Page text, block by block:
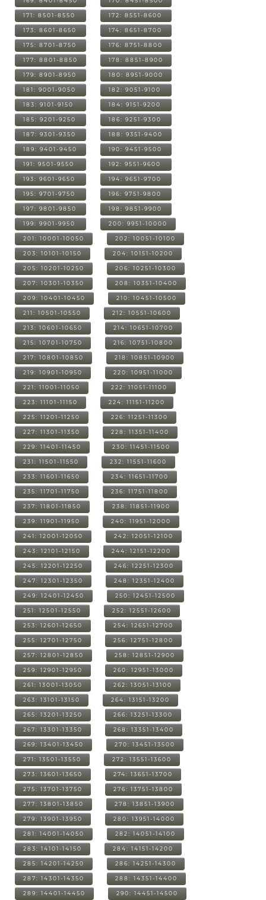
171: 8501-8550 172: 8551-8600
173: 8601-8650 174: 8651-8700
175: 8701-8750 176: 8751-8800
177: 8801-8850 178: 8851-8900
179: 8901-8950 180: 8951-9000
181: 9001-9050 182: 9051-9100
183: 9101-9150 184: 9151-9200
185: 9201-9250 186: 9251-9300
187: 9301-9350 188: 9351-9400
189: 9401-9450 190: 9451-9500
191: 9501-9550 192: 9551-9600
193: 9601-9650 194: 9651-9700
195: 9701-9750 196: 9751-9800
197: 9801-9850 198: 9851-9900
199: 9901-9950 200: 9951-10000
201: 10001-10050 202: 10051-10100
203: 10101-10150 204: 10151-10200
205: 10201-10250 206: 10251-10300
207: 10301-10350 208: 10351-10400
209: 10401-10450 210: 10451-10500
211: 10501-10550 212: 10551-10600
213: 10601-10650 214: 10651-10700
215: 10701-10750 216: 10751-10800
217: 10801-10850 218: 10851-10900
219: 10901-10950 220: 10951-11000
221: 11001-11050 222: 11051-11100
223: 11101-11150 224: 11151-11200
225: 11201-11250 226: 11251-11300
227: 11301-11350 228: 11351-11400
229: 11401-11450 230: 11451-11500
231: 11501-11550 232: 11551-11600
233: 11601-11650 234: 11651-11700
235: 11701-11750 236: 11751-11800
237: 11801-11850 238: 11851-11900
239: 11901-11950 240: 11951-12000
241: 12001-12050 242: 12051-12100
243: 12101-12150 244: 12151-12200
245: 12201-12250 246: 12251-12300
247: 12301-12350 248: 12351-12400
249: 12401-12450 250: 12451-12500
251: 12501-12550 252: 12551-12600
253: 12601-12650 254: 12651-12700
255: 12701-12750 256: 12751-12800
257: 12801-12850 258: 12851-12900
259: 12901-12950 260: 12951-13000
261: 13001-13050 262: 13051-13100
263: 13101-13150 264: 13151-13200
265: 13201-13250 266: 13251-13300
267: 13301-13350 268: 13351-13400
269: 13401-13450 270: 13451-13500
271: 13501-13550 272: 13551-13600
273: 13601-13650 274: 13651-13700
275: 13701-13750 276: 13751-13800
277: 13801-13850 278: 13851-13900
279: 13901-13950 280: 13951-14000
281: 14001-14050 282: 14051-14100
283: 14101-14150 284: 14151-14200
285: 14201-14250 286: 14251-14300
287: 14301-14350 288: 14351-14400
289: 14401-14450 290: 14451-14500